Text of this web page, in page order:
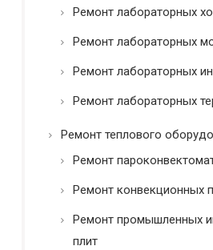
Ремонт лабораторных
Ремонт лабораторных
Ремонт лабораторных
Ремонт лабораторных
Ремонт теплового
Ремонт
Ремонт конвекционных
Ремонт промышленных
плит